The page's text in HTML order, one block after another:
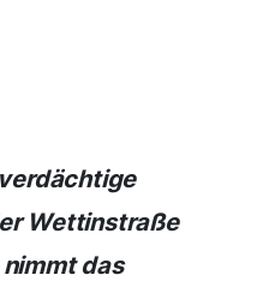
Wettinstraße
das